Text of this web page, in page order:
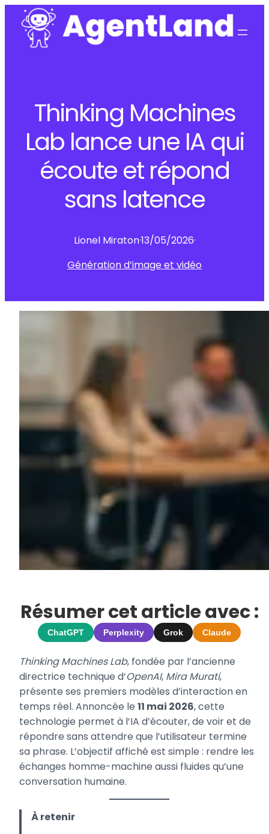
Thinking Machines
Lab lance une IA qui
écoute et répond
sans latence
Lionel Miraton·13/05/2026·
Génération d’image et vidéo
Résumer cet article avec :
ChatGPT Perplexity Grok Claude
Thinking Machines Lab, fondée par l’ancienne
directrice technique d’OpenAI, Mira Murati,
présente ses premiers modèles d’interaction en
temps réel. Annoncée le 11 mai 2026, cette
technologie permet à l’IA d’écouter, de voir et de
répondre sans attendre que l’utilisateur termine
sa phrase. L’objectif affiché est simple : rendre les
échanges homme-machine aussi fluides qu’une
conversation humaine.
À retenir